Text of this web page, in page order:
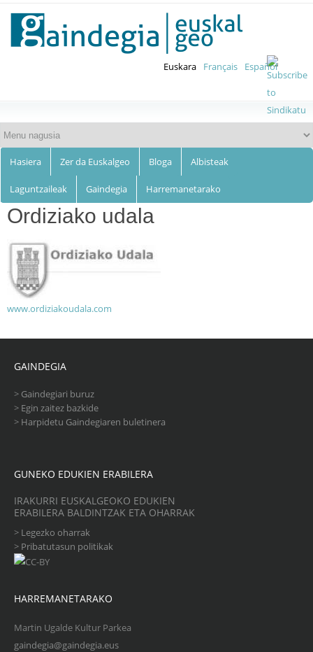
main
content
Euskalgeo
Euskara Français Español
Hasiera Zer da Euskalgeo Bloga Albisteak
Laguntzaileak Gaindegia Harremanetarako
Ordiziako udala
www.ordiziakoudala.com
GAINDEGIA
> Gaindegiari buruz
> Egin zaitez bazkide
> Harpidetu Gaindegiaren buletinera
GUNEKO EDUKIEN ERABILERA
IRAKURRI EUSKALGEOKO EDUKIEN
ERABILERA BALDINTZAK ETA OHARRAK
> Legezko oharrak
> Pribatutasun politikak
HARREMANETARAKO
Martin Ugalde Kultur Parkea
gaindegia@gaindegia.eus